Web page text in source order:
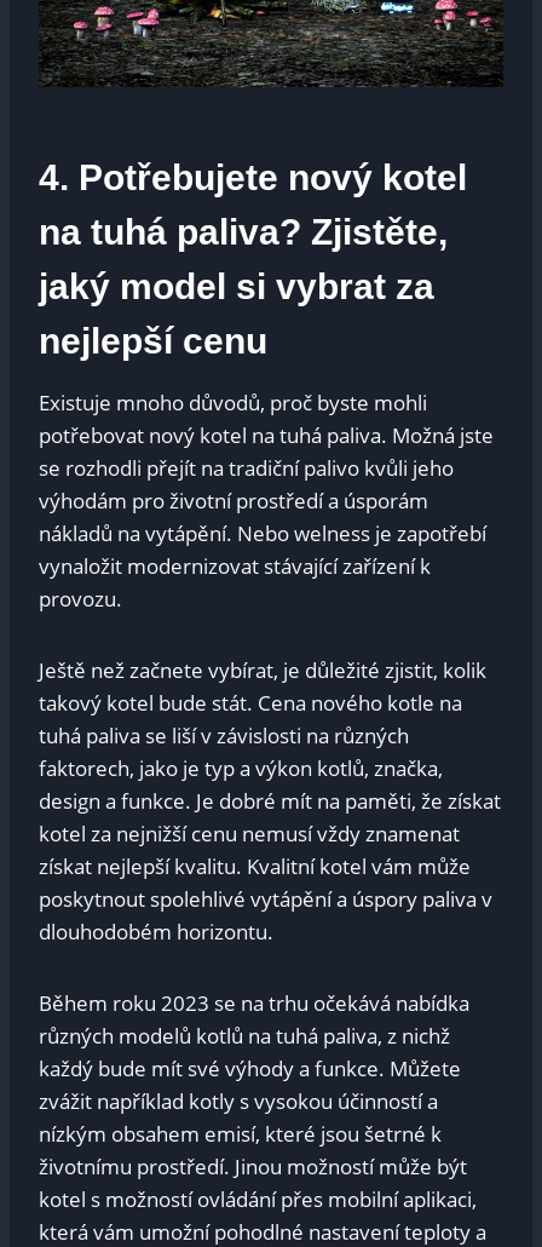
4. Potřebujete ⁢nový kotel
‌na tuhá paliva? Zjistěte,‌
jaký model⁢ si‌ vybrat‍ za
⁤nejlepší cenu
Existuje mnoho ⁣důvodů,⁢ proč byste mohli
potřebovat nový kotel na tuhá paliva. Možná jste
se rozhodli přejít na‍ tradiční palivo kvůli ‍jeho
výhodám pro životní prostředí a úsporám​
nákladů na vytápění. Nebo welness je zapotřebí
vynaložit modernizovat stávající zařízení k
provozu.
Ještě než začnete vybírat, ⁢je⁢ důležité zjistit, kolik⁤
takový kotel bude stát. Cena nového kotle na⁣
tuhá⁣ paliva se liší⁢ v závislosti⁣ na různých ​
faktorech, jako je typ ‌a výkon kotlů, značka,
design a funkce. Je ​dobré mít na ​paměti, že získat
kotel za ⁢nejnižší cenu nemusí vždy‌ znamenat
získat nejlepší kvalitu. Kvalitní ⁣kotel vám může​
poskytnout spolehlivé vytápění a úspory paliva v
dlouhodobém horizontu.
Během roku 2023 se na trhu očekává nabídka⁢
různých modelů kotlů na tuhá ⁢paliva, ⁢z⁣ nichž
každý bude mít své ⁣výhody a funkce. Můžete
zvážit ⁤například kotly s⁤ vysokou účinností a
nízkým obsahem emisí, které jsou šetrné k
životnímu ‍prostředí. Jinou možností může‌ být
kotel s možností ovládání přes mobilní aplikaci,
která vám umožní pohodlné nastavení ⁤teploty a